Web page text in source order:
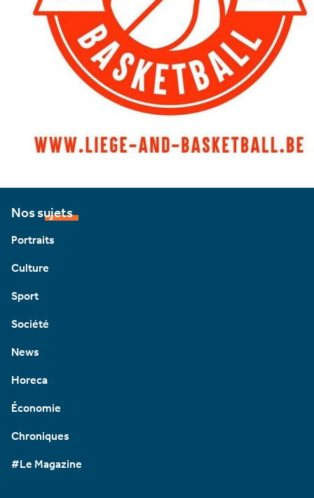
Nos sujets
Portraits
Culture
Sport
Société
News
Horeca
Économie
Chroniques
#Le Magazine